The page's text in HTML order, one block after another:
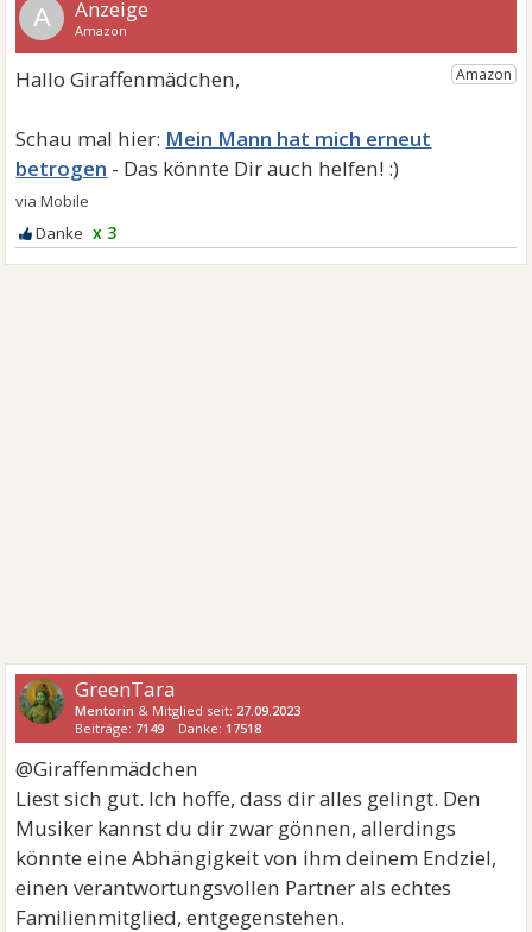
A
Mein Mann hat mich erneut
betrogen
x 3
GreenTara
Mentorin & Mitglied seit: 27.09.2023
Beiträge: 7149 Danke: 17518
@Giraffenmädchen
Liest sich gut. Ich hoffe, dass dir alles gelingt. Den
Musiker kannst du dir zwar gönnen, allerdings
könnte eine Abhängigkeit von ihm deinem Endziel,
einen verantwortungsvollen Partner als echtes
Familienmitglied, entgegenstehen.